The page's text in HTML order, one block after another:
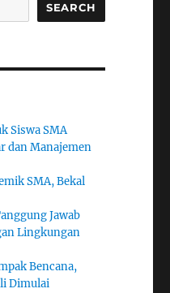
SEARCH
Siswa SMA
dan Manajemen
SMA, Bekal
Jawab
Lingkungan
Bencana,
Dimulai